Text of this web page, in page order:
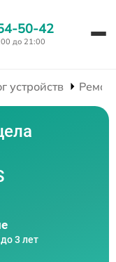
50-42
до 21:00
устройств
3 лет